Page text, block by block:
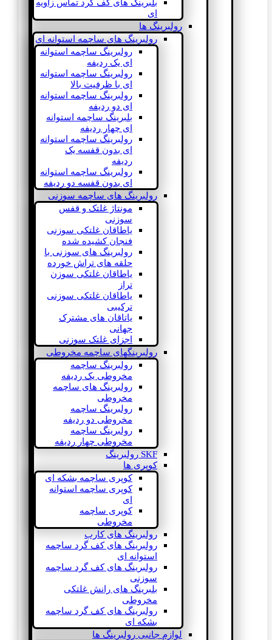
بلبرینگ های کف گرد تماس زاویه
ای
رولبرینگ ها
رولبرینگ های ساچمه استوانه ای
رولبرینگ ساچمه استوانه
ای یک ردیفه
رولبرینگ ساچمه استوانه
ای با ظرفیت بالا
رولبرینگ ساچمه استوانه
ای دو ردیفه
بلبرینگ ساچمه استوانه
ای چهار ردیفه
رولبرینگ ساچمه استوانه
ای بدون قفسه یک
ردیفه
رولبرینگ ساچمه استوانه
ای بدون قفسه دو ردیفه
رولبرینگ های ساچمه سوزنی
مونتاژ غلتک و قفس
سوزنی
یاطاقان غلتکی سوزنی
فنجان کشیده شده
رولبرینگ های سوزنی با
حلقه های تراش خورده
یاطاقان غلتکی سوزن
تراز
یاطاقان غلتکی سوزنی
ترکیبی
یاتاقان های مشترک
جهانی
اجزای غلتک سوزنی
رولبرینگهای ساچمه مخروطی
رولبرینگ ساچمه
مخروطی یک ردیفه
رولبرینگ های ساچمه
مخروطی
رولبرینگ ساچمه
مخروطی دو ردیفه
رولبرینگ ساچمه
مخروطی چهار ردیفه
SKF رولبرینگ
کوپری ها
کوپری ساچمه بشکه ای
کوپری ساچمه استوانه
ای
کوپری ساچمه
مخروطی
رولبرینگ های کارب
رولبرینگ های کف گرد ساچمه
استوانه ای
رولبرینگ های کف گرد ساچمه
سوزنی
بلبرینگ های رانش غلتکی
مخروطی
رولبرینگ های کف گرد ساچمه
بشکه ای
لوازم جانبی رولبرینگ ها